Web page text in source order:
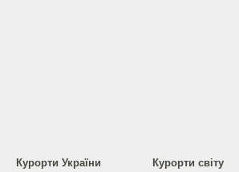
Курорти України Курорти світу